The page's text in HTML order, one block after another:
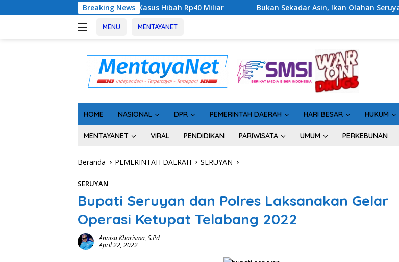
ke
Breaking News
di Kasus Hibah Rp40 Miliar Bukan Sekadar Asin, Ikan Olahan Seruyan Didorong Naik Kelas
MENU MENTAYANET
HOME NASIONAL DPR PEMERINTAH DAERAH HARI BESAR HUKUM
MENTAYANET VIRAL PENDIDIKAN PARIWISATA UMUM PERKEBUNAN
Beranda PEMERINTAH DAERAH SERUYAN
SERUYAN
Bupati Seruyan dan Polres Laksanakan Gelar
Operasi Ketupat Telabang 2022
Annisa Kharisma, S.Pd
April 22, 2022